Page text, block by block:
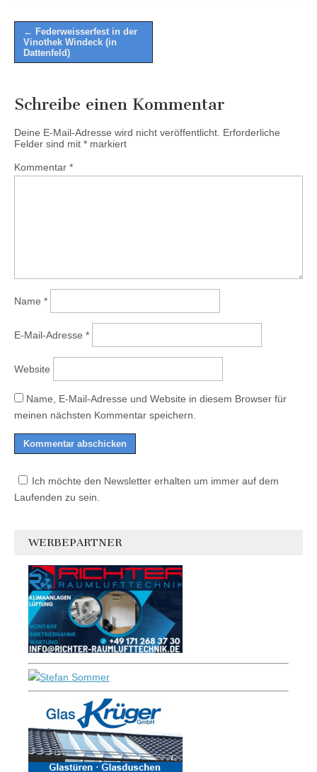
Post
navigation
← Federweisserfest in der
Vinothek Windeck (in
Dattenfeld)
Schreibe einen Kommentar
Deine E-Mail-Adresse wird nicht veröffentlicht. Erforderliche
Felder sind mit * markiert
Kommentar *
Name *
E-Mail-Adresse *
Website
Name, E-Mail-Adresse und Website in diesem Browser für
meinen nächsten Kommentar speichern.
Ich möchte den Newsletter erhalten um immer auf dem
Laufenden zu sein.
WERBEPARTNER